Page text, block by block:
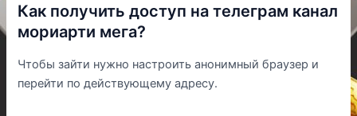
Как получить доступ на телеграм канал
мориарти мега?
Чтобы зайти нужно настроить анонимный браузер и
перейти по действующему адресу.